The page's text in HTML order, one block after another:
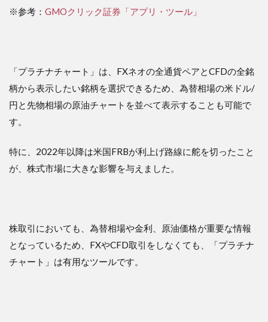
※参考： GMOクリック証券「アプリ・ツール」
「プラチナチャート」は、FXネオの全通貨ペアとCFDの全銘
柄から表示したい銘柄を選択できるため、為替相場の米ドル/
円と先物相場の原油チャートを並べて表示することも可能で
す。
特に、2022年以降は米国FRBが利上げ路線に舵を切ったこと
が、株式市場に大きな影響を与えました。
株取引においても、為替相場や金利、原油価格が重要な情報
となっているため、FXやCFD取引をしなくても、「プラチナ
チャート」は有用なツールです。